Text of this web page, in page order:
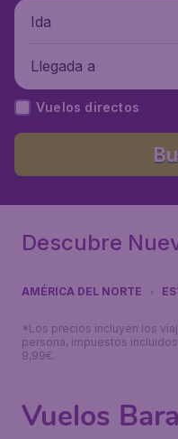
Ida
Llegada a
Vuelos directos
Descubre
AMÉRICA DEL NORTE
*Los precios incluyen los
persona, impuestos
9,99€.
Vuelos